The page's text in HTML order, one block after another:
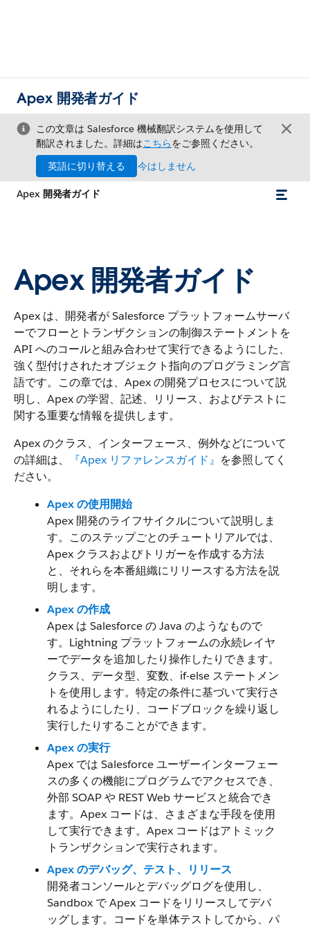
Apex 開発者ガイド
この文章は Salesforce 機械翻訳システムを使用して
翻訳されました。詳細はこちらをご参照ください。
英語に切り替える
今はしません
Apex 開発者ガイド
Apex 開発者ガイド
Apex は、開発者が Salesforce プラットフォームサーバ
ーでフローとトランザクションの制御ステートメントを
API へのコールと組み合わせて実行できるようにした、
強く型付けされたオブジェクト指向のプログラミング言
語です。この章では、Apex の開発プロセスについて説
明し、Apex の学習、記述、リリース、およびテストに
関する重要な情報を提供します。
Apex のクラス、インターフェース、例外などについて
の詳細は、
『Apex リファレンスガイド』 を参照してく
ださい。
Apex の使用開始
Apex 開発のライフサイクルについて説明しま
す。このステップごとのチュートリアルでは、
Apex クラスおよびトリガーを作成する方法
と、それらを本番組織にリリースする方法を説
明します。
Apex の作成
Apex は Salesforce の Java のようなもので
す。Lightning プラットフォームの永続レイヤ
ーでデータを追加したり操作したりできます。
クラス、データ型、変数、if-else ステートメン
トを使用します。特定の条件に基づいて実行さ
れるようにしたり、コードブロックを繰り返し
実行したりすることができます。
Apex の実行
Apex では Salesforce ユーザーインターフェー
スの多くの機能にプログラムでアクセスでき、
外部 SOAP や REST Web サービスと統合でき
ます。Apex コードは、さまざまな手段を使用
して実行できます。Apex コードはアトミック
トランザクションで実行されます。
Apex のデバッグ、テスト、リリース
開発者コンソールとデバッグログを使用し、
Sandbox で Apex コードをリリースしてデバ
ッグします。コードを単体テストしてから、パ